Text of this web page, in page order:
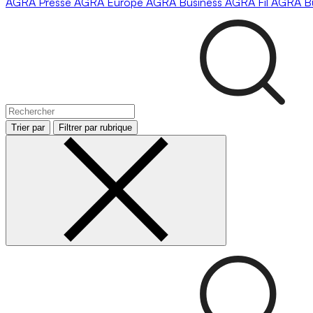
Trier par Filtrer par rubrique